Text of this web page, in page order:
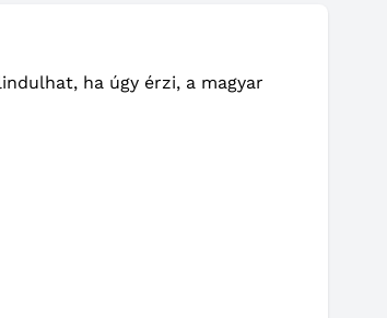
ha úgy érzi, a magyar